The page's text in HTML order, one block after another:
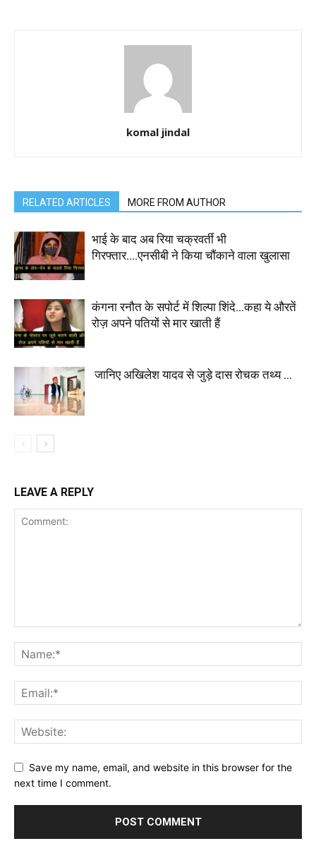
komal jindal
RELATED ARTICLES MORE FROM AUTHOR
भाई के बाद अब रिया चक्रवर्ती भी
गिरफ्तार….एनसीबी ने किया चौंकाने वाला खुलासा
कंगना रनौत के सपोर्ट में शिल्पा शिंदे…कहा ये औरतें
रोज़ अपने पतियों से मार खाती हैं
जानिए अखिलेश यादव से जुड़े दास रोचक तथ्य …
LEAVE A REPLY
Save my name, email, and website in this browser for the
next time I comment.